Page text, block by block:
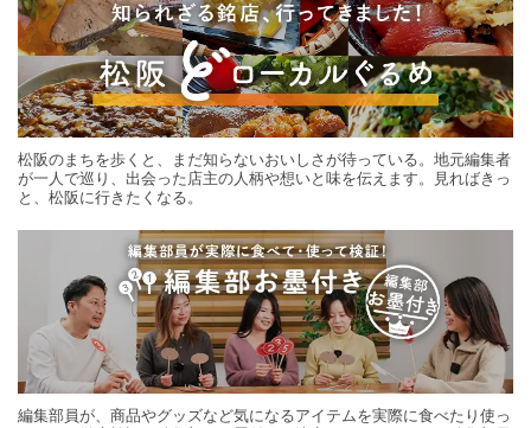
松阪のまちを歩くと、まだ知らないおいしさが待っている。地元編集者
が一人で巡り、出会った店主の人柄や想いと味を伝えます。見ればきっ
と、松阪に行きたくなる。
編集部員が、商品やグッズなど気になるアイテムを実際に食べたり使っ